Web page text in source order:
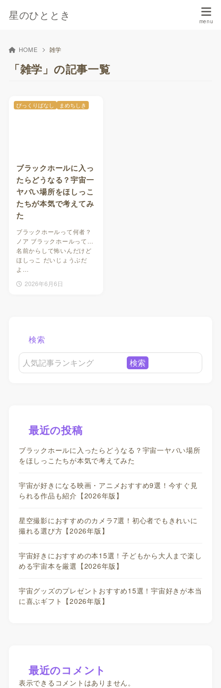
星のひととき
HOME 雑学
「雑学」の記事一覧
ブラックホールに入っ
たらどうなる？宇宙一
ヤバい場所をほしっこ
たちが本気で考えてみ
た
ブラックホールって何者？
ノア ブラックホールって…
名前からして怖いんだけど
ほしっこ だいじょうぶだ
よ…
2026年6月6日
びっくりばなし まめちしき
検索
検索
最近の投稿
ブラックホールに入ったらどうなる？宇宙一ヤバい場所
をほしっこたちが本気で考えてみた
宇宙が好きになる映画・アニメおすすめ9選！今すぐ見
られる作品も紹介【2026年版】
星空撮影におすすめのカメラ7選！初心者でもきれいに
撮れる選び方【2026年版】
宇宙好きにおすすめの本15選！子どもから大人まで楽し
める宇宙本を厳選【2026年版】
宇宙グッズのプレゼントおすすめ15選！宇宙好きが本当
に喜ぶギフト【2026年版】
最近のコメント
表示できるコメントはありません。